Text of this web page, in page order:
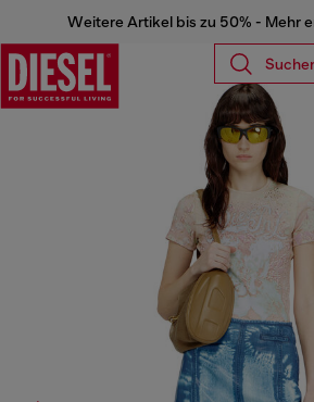
Weitere Artikel bis zu 50% - Mehr